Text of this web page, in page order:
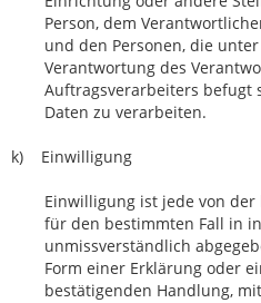
Person, dem
und den Personen, die
Verantwortung des
Auftragsverarbeiters befugt
Daten zu verarbeiten.
k) Einwilligung
Einwilligung ist jede von
für den bestimmten Fall in
unmissverständlich
Form einer Erklärung oder
bestätigenden Handlung,